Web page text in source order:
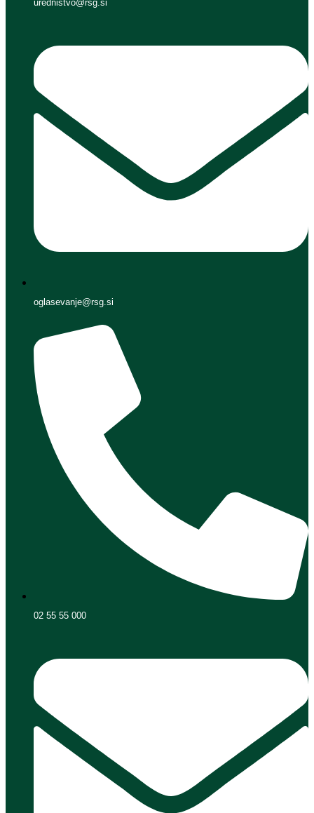
urednistvo@rsg.si
oglasevanje@rsg.si
02 55 55 000